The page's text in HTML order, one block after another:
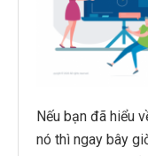
Nếu bạn đã hiểu
nó thì ngay bây